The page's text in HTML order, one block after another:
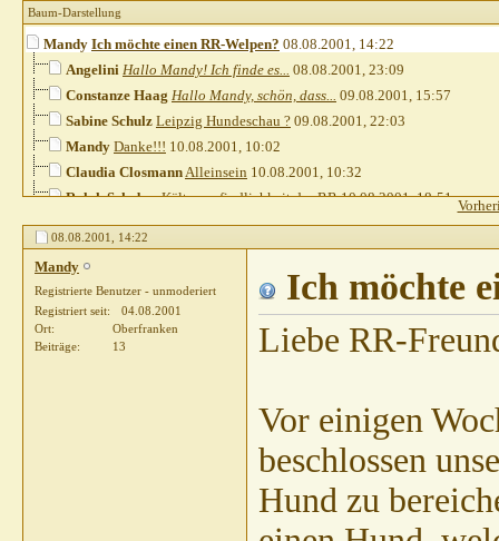
Baum-Darstellung
Mandy Ich möchte einen RR-Welpen? 08.08.2001, 14:22
Angelini Hallo Mandy! Ich finde es... 08.08.2001, 23:09
Constanze Haag Hallo Mandy, schön, dass... 09.08.2001, 15:57
Sabine Schulz Leipzig Hundeschau ? 09.08.2001, 22:03
Mandy Danke!!! 10.08.2001, 10:02
Claudia ClosmannAlleinsein 10.08.2001, 10:32
Ralph Schober Kälteempfindlichkeit des RR10.08.2001,18:51
Sabine Schulz O.K. Mandy machen wir so, ich...10.08.2001,19:09
Mandy Traumhaft12.08.2001,16:06
Ullrich
12.08.2001,
Monika Happich Clubschauen 12.08.2001,23:40
Jambear Wer friert? 13.08.2001,11:05
Mandy
AN Ulli: Dank Dir für... 13.08.2001,12:56
13.08.2001,14:40
13.08.2001,14:51
In den vergangenen 12 Jahren... 13.08.2001,
17:14
Re: Kauf eines RR-Welpen 13.08.2001,17:40
08.08.2001, 14:22
Mandy
Registrierte Benutzer - unmoderiert
Registriert seit
04.08.2001
Ort
Oberfranken
Beiträge
13
Ich möchte
Liebe RR-
Vor einigen
beschlossen
Hund zu